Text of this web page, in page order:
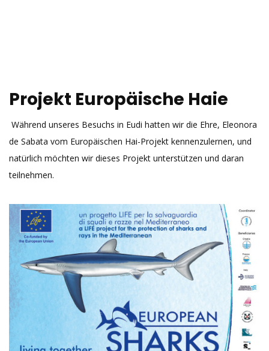
Projekt Europäische Haie
Während unseres Besuchs in Eudi hatten wir die Ehre, Eleonora
de Sabata vom Europäischen Hai-Projekt kennenzulernen, und
natürlich möchten wir dieses Projekt unterstützen und daran
teilnehmen.